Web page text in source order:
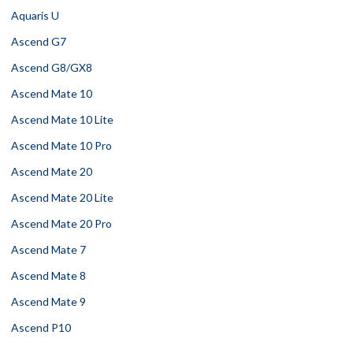
Aquaris U
Ascend G7
Ascend G8/GX8
Ascend Mate 10
Ascend Mate 10 Lite
Ascend Mate 10 Pro
Ascend Mate 20
Ascend Mate 20 Lite
Ascend Mate 20 Pro
Ascend Mate 7
Ascend Mate 8
Ascend Mate 9
Ascend P10